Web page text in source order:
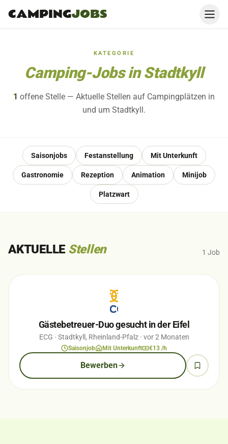
CAMPINGJOBS
KATEGORIE
Camping-Jobs in Stadtkyll
1 offene Stelle — Aktuelle Stellen auf Campingplätzen in
und um Stadtkyll.
Saisonjobs Festanstellung Mit Unterkunft
Gastronomie Rezeption Animation Minijob
Platzwart
AKTUELLE Stellen 1 Job
Gästebetreuer-Duo gesucht in der Eifel
ECG · Stadtkyll, Rheinland-Pfalz· vor 2 Monaten
Saisonjob Mit Unterkunft €13 /h
Bewerben